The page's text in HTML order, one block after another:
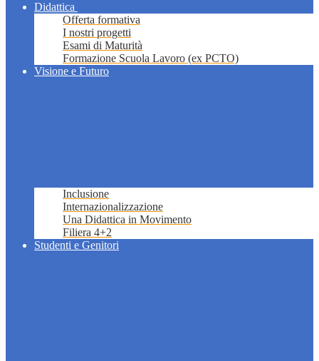
Didattica
Offerta formativa
I nostri progetti
Esami di Maturità
Formazione Scuola Lavoro (ex PCTO)
Visione e Futuro
Inclusione
Internazionalizzazione
Una Didattica in Movimento
Filiera 4+2
Studenti e Genitori